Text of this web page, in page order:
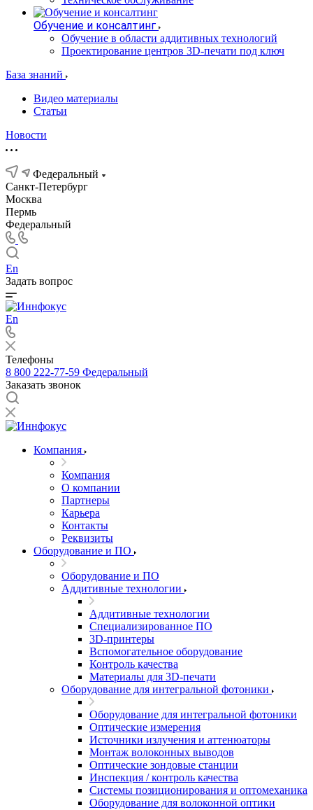
Обучение и консалтинг
Обучение в области аддитивных технологий
Проектирование центров 3D-печати под ключ
База знаний
Видео материалы
Статьи
Новости
Федеральный
Санкт-Петербург
Москва
Пермь
Федеральный
En
Задать вопрос
En
Телефоны
8 800 222-77-59 Федеральный
Заказать звонок
Компания
Компания
О компании
Партнеры
Карьера
Контакты
Реквизиты
Оборудование и ПО
Оборудование и ПО
Аддитивные технологии
Аддитивные технологии
Специализированное ПО
3D-принтеры
Вспомогательное оборудование
Контроль качества
Материалы для 3D-печати
Оборудование для интегральной фотоники
Оборудование для интегральной фотоники
Оптические измерения
Источники излучения и аттенюаторы
Монтаж волоконных выводов
Оптические зондовые станции
Инспекция / контроль качества
Системы позиционирования и оптомеханика
Оборудование для волоконной оптики